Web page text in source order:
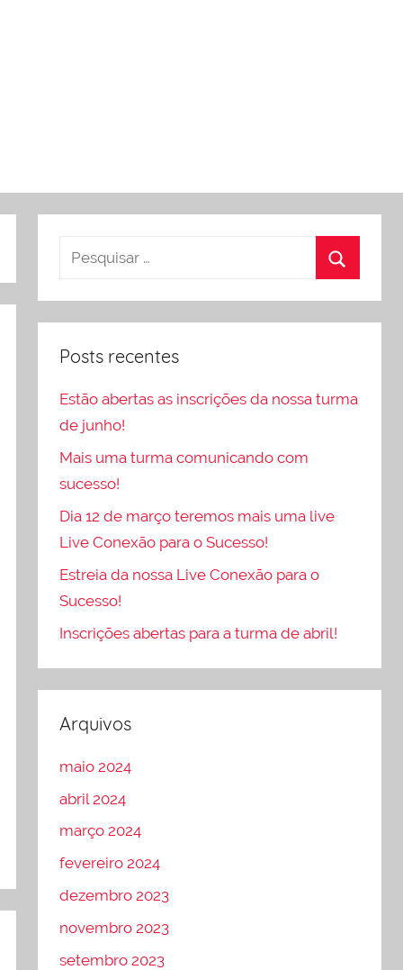
Posts recentes
Estão abertas as inscrições da nossa turma
de junho!
Mais uma turma comunicando com
sucesso!
Dia 12 de março teremos mais uma live
Live Conexão para o Sucesso!
Estreia da nossa Live Conexão para o
Sucesso!
Inscrições abertas para a turma de abril!
Arquivos
maio 2024
abril 2024
março 2024
fevereiro 2024
dezembro 2023
novembro 2023
setembro 2023